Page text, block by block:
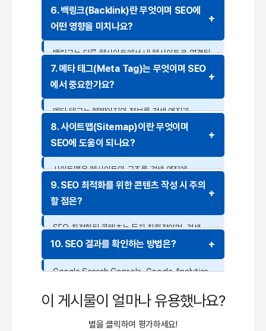
순위에서 우대합니다. 반응형 웹 디자인을 적용하고,
모바일에서도 빠르고 편리한 사용자 경험을
6. 백링크(Backlink)란 무엇이며 SEO에
어떤 영향을 미치나요?
백링크는 다른 웹사이트에서 내 웹사이트로 연결된
링크를 의미합니다. 백링크가 많고 신뢰할 수 있는
출처에서 온다면 검색 엔진 순위 상승에 긍정적인
7. 메타 태그(Meta Tag)는 무엇이며 SEO
에서 중요한가요?
메타 태그는 웹페이지의 정보를 검색 엔진과
사용자에게 제공하는 역할을 합니다. 제목 태그
(title), 설명 태그(meta description) 등을
있습니다.
8. 사이트맵(Sitemap)이란 무엇이며
SEO에 도움이 되나요?
사이트맵은 웹사이트의 구조를 검색 엔진에
알려주는 파일입니다. 사이트맵을 제출하면 검색
엔진이 내 사이트의 페이지를 더 효율적으로
9. SEO 최적화를 위한 콘텐츠 작성 시 주의
할 점은?
SEO 최적화된 콘텐츠는 독자 친화적이며, 검색
엔진에도 최적화되어야 합니다. 중복 콘텐츠를
자연스럽게 포함하는 것이 중요합니다.
10. SEO 결과를 확인하는 방법은?
Google Search Console, Google Analytics,
사용자 행동을 분석하여 SEO 성과를 평가할 수
이 게시물이 얼마나 유용했나요?
별을 클릭하여 평가하세요!